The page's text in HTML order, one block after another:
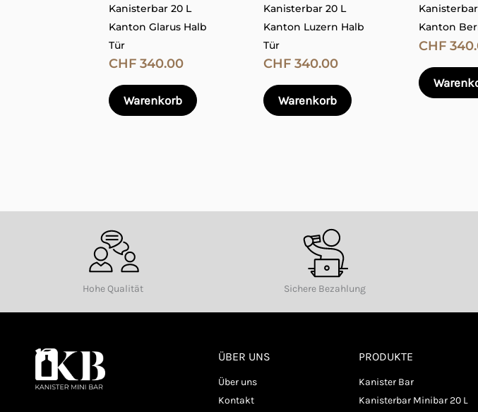
Name*
Kanisterbar 20 L
Kanton Glarus Halb
Tür
CHF340.00
Warenkorb
können
Produktseite
Kanisterbar 20 L
Kanton Luzern Halb
Tür
CHF 340.00
Warenkorb
können
Produktseite
Kanton
CHF
Hohe Qualität Sichere Bezahlung
ÜBER UNS
Über uns
Kontakt
PRODUKTE
Kanister Bar
Kanisterbar Minibar 20 L